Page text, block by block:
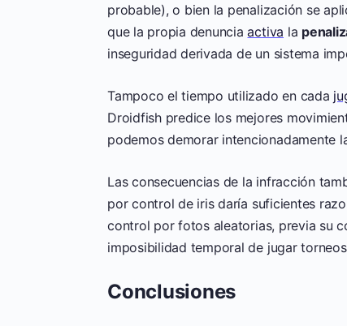
probable), o bien la penalización se
que la propia denunciaactiva la
inseguridad derivada de un sistema
Tampoco el tiempo utilizado en cada
Droidfish predice los mejores
podemos demorar intencionadamente
Las consecuencias de la infracción
por control de iris daría suficientes
control por fotos aleatorias, previa su
imposibilidad temporal de jugar
Conclusiones